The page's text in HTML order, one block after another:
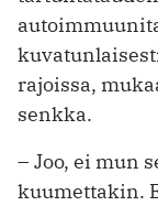
rajoissa,
senkka.
– Joo, ei mun
kuumettakin.